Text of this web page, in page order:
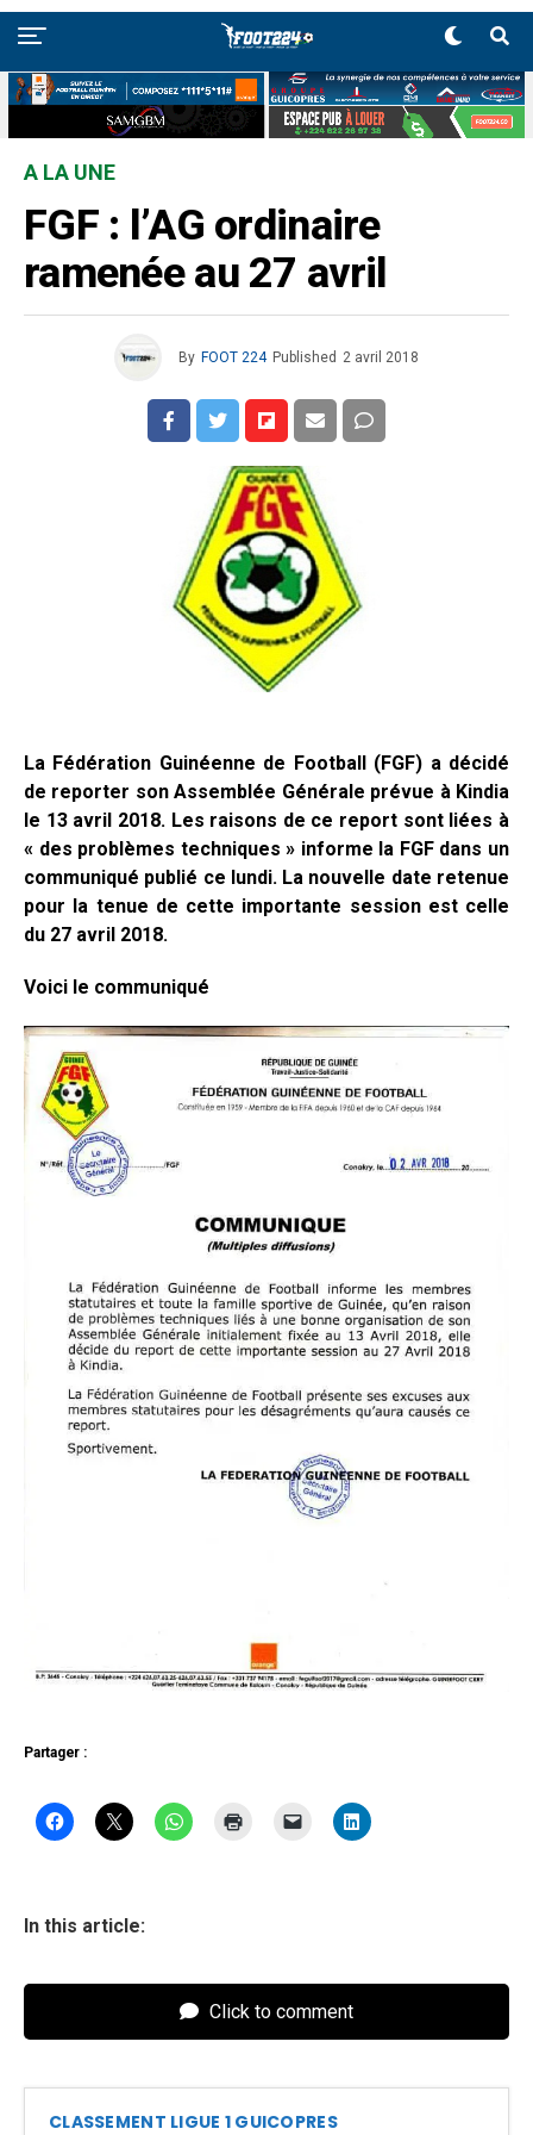
A LA UNE
FGF : l’AG ordinaire
ramenée au 27 avril
By FOOT 224 Published 2 avril 2018
La Fédération Guinéenne de Football (FGF) a décidé
de reporter son Assemblée Générale prévue à Kindia
le 13 avril 2018. Les raisons de ce report sont liées à
« des problèmes techniques » informe la FGF dans un
communiqué publié ce lundi. La nouvelle date retenue
pour la tenue de cette importante session est celle
du 27 avril 2018.
Voici le communiqué
Partager :
In this article:
Click to comment
CLASSEMENT LIGUE 1 GUICOPRES